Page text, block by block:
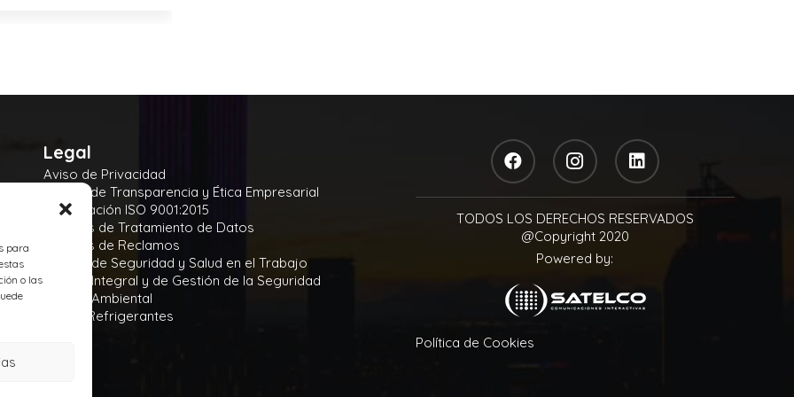
para
o las
Legal
Aviso de Privacidad
Manual de Transparencia y Ética Empresarial
Certificación ISO 9001:2015
Políticas de Tratamiento de Datos
Políticas de Reclamos
Política de Seguridad y Salud en el Trabajo
Política Integral y de Gestión de la Seguridad
Política Ambiental
Gases Refrigerantes
TODOS LOS DERECHOS RESERVADOS
@Copyright 2020
Powered by:
Política de Cookies